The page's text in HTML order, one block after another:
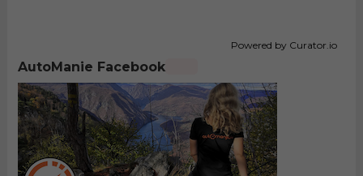
Powered by Curator.io
AutoManie Facebook